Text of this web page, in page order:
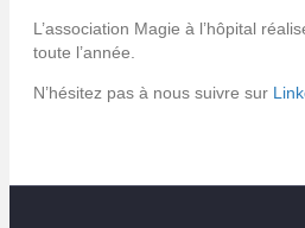
L’association Magie à l’hôpital
toute l’année.
N’hésitez pas à nous suivre sur